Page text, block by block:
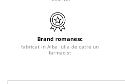
Brand romanesc
fabricat in Alba Iulia de catre un
farmacist